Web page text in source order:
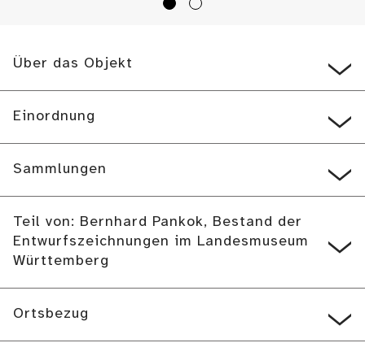
Über das Objekt
Einordnung
Sammlungen
Teil von: Bernhard Pankok, Bestand der
Entwurfszeichnungen im Landesmuseum
Württemberg
Ortsbezug